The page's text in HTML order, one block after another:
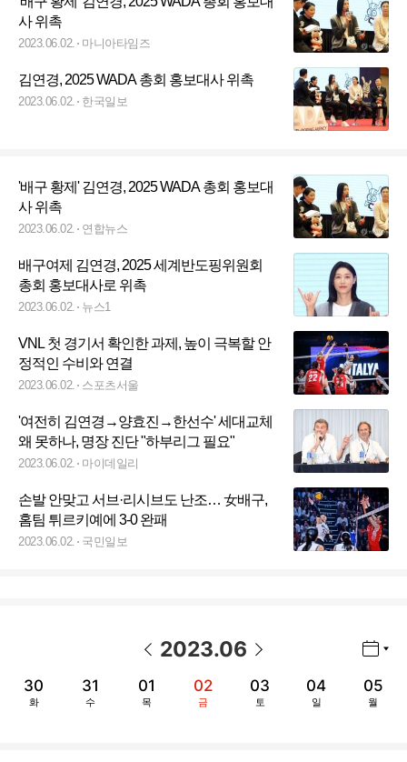
사 위촉
2023.06.02. 마니아타임즈
김연경, 2025 WADA 총회 홍보대사 위촉
2023.06.02. 한국일보
'배구 황제' 김연경, 2025 WADA 총회 홍보대
사 위촉
2023.06.02. 연합뉴스
배구여제 김연경, 2025 세계반도핑위원회
총회 홍보대사로 위촉
2023.06.02. 뉴스1
VNL 첫 경기서 확인한 과제, 높이 극복할 안
정적인 수비와 연결
2023.06.02. 스포츠서울
'여전히 김연경→양효진→한선수' 세대교체
왜 못하나, 명장 진단 "하부리그 필요"
2023.06.02. 마이데일리
손발 안맞고 서브·리시브도 난조… 女배구,
홈팀 튀르키예에 3-0 완패
2023.06.02. 국민일보
2023.06
30
화
31
수
01
목
02
금
03
토
04
일
05
월